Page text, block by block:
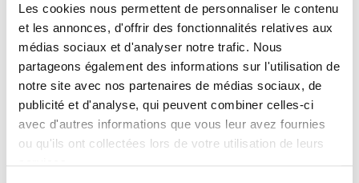
Les cookies nous permettent de personnaliser le contenu
et les annonces, d'offrir des fonctionnalités relatives aux
médias sociaux et d'analyser notre trafic. Nous
partageons également des informations sur l'utilisation de
notre site avec nos partenaires de médias sociaux, de
publicité et d'analyse, qui peuvent combiner celles-ci
avec d'autres informations que vous leur avez fournies
ou qu'ils ont collectées lors de votre utilisation de leurs
29343
Mini-manche Vikan,
Ø30 mm, 160 mm
4,06 € HT4,41 € HT
4,87 € TTC5 ,29 € TTC
71503
Raclette Monolame
Ultra Hygiènique
Vikan, 500 mm
19,55 € HT 21,25 € HT
23,46 € TTC25,50 € TTC